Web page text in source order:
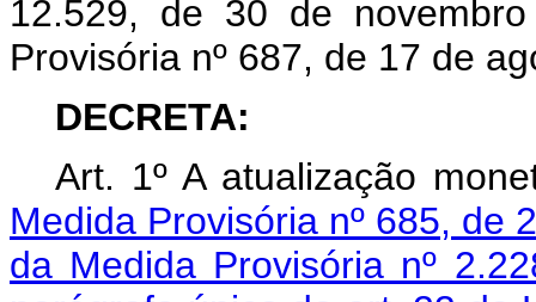
12.529, de 30 de
Provisória nº 687, de 17 de
DECRETA:
Art. 1º A atualização
Medida Provisória nº 685, de
da Medida Provisória nº